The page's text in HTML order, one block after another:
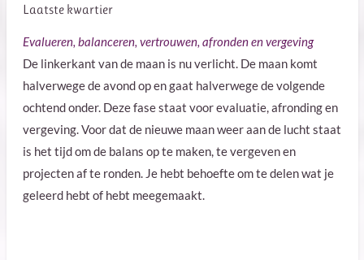
Laatste kwartier
Evalueren, balanceren, vertrouwen, afronden en vergeving
De linkerkant van de maan is nu verlicht. De maan komt
halverwege de avond op en gaat halverwege de volgende
ochtend onder. Deze fase staat voor evaluatie, afronding en
vergeving. Voor dat de nieuwe maan weer aan de lucht staat
is het tijd om de balans op te maken, te vergeven en
projecten af te ronden. Je hebt behoefte om te delen wat je
geleerd hebt of hebt meegemaakt.